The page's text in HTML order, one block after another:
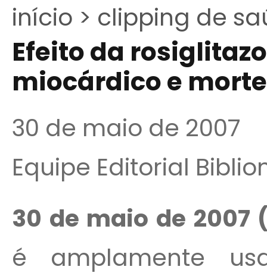
início > clipping de
Efeito da
miocárdico e
30 de maio de 2007
Equipe Editorial
30 de maio de 2007
é amplamente